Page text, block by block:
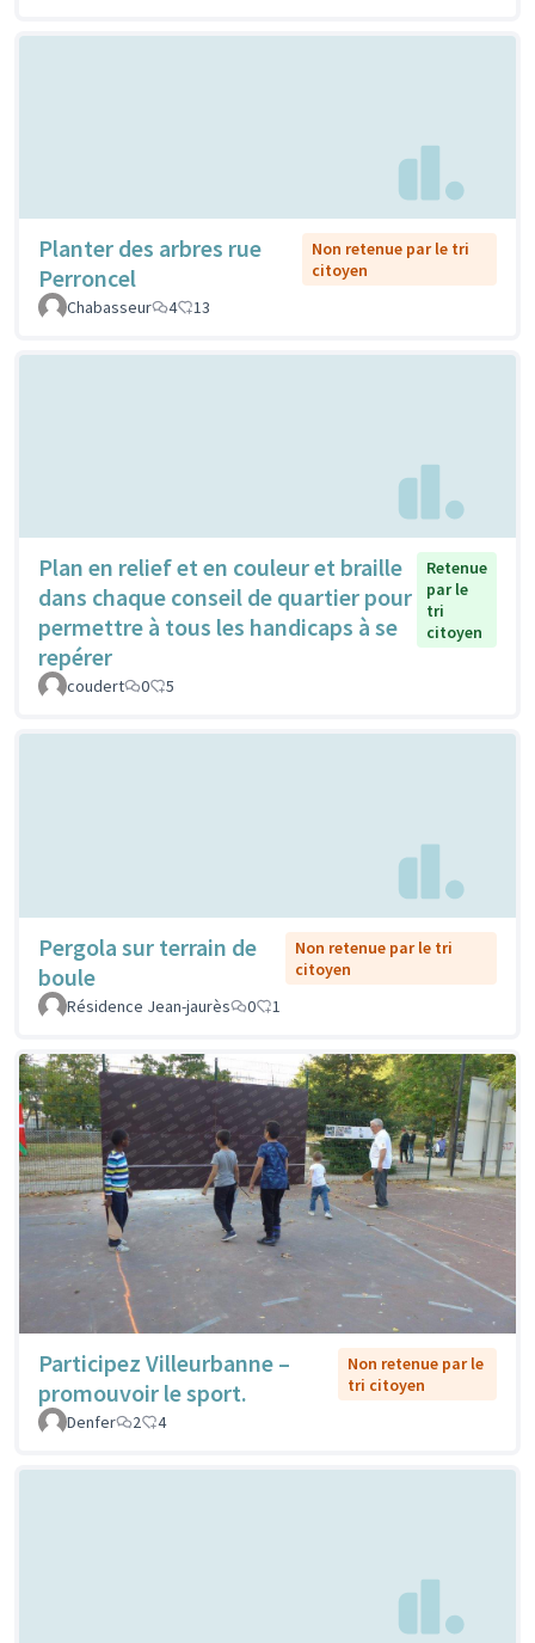
Planter des arbres rue
Perroncel
Non retenue par le tri
citoyen
Chabasseur
4 13
Plan en relief et en couleur et braille
dans chaque conseil de quartier pour
permettre à tous les handicaps à se
repérer
Retenue
par le
tri
citoyen
coudert 0 5
Pergola sur terrain de
boule
Non retenue par le tri
citoyen
Résidence Jean-jaurès
0 1
Participez Villeurbanne –
promouvoir le sport.
Non retenue par le
tri citoyen
Denfer
2 4